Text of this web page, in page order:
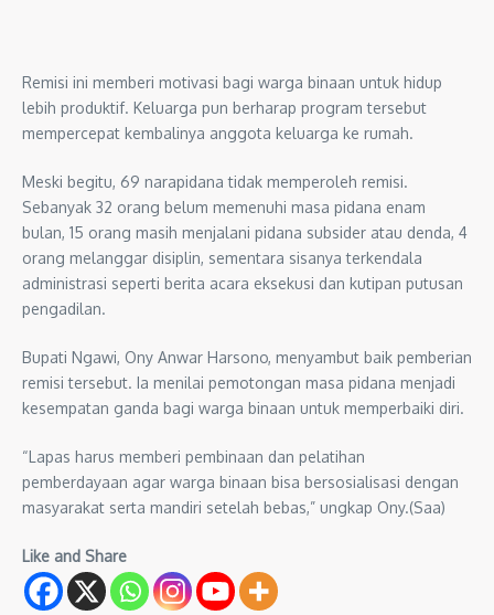
Remisi ini memberi motivasi bagi warga binaan untuk hidup
lebih produktif. Keluarga pun berharap program tersebut
mempercepat kembalinya anggota keluarga ke rumah.
Meski begitu, 69 narapidana tidak memperoleh remisi.
Sebanyak 32 orang belum memenuhi masa pidana enam
bulan, 15 orang masih menjalani pidana subsider atau denda, 4
orang melanggar disiplin, sementara sisanya terkendala
administrasi seperti berita acara eksekusi dan kutipan putusan
pengadilan.
Bupati Ngawi, Ony Anwar Harsono, menyambut baik pemberian
remisi tersebut. Ia menilai pemotongan masa pidana menjadi
kesempatan ganda bagi warga binaan untuk memperbaiki diri.
“Lapas harus memberi pembinaan dan pelatihan
pemberdayaan agar warga binaan bisa bersosialisasi dengan
masyarakat serta mandiri setelah bebas,” ungkap Ony.(Saa)
Like and Share